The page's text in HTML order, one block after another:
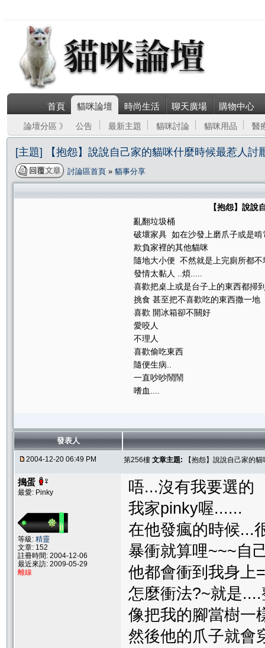
首頁 貓咪論壇 時尚生活 聊天廣場 購物中心
論壇分區 》 公告 最新主題 貓咪討論 貓咪用品 醫
[主題] 【抱怨】說說自己家的貓咪什麼時候最惹人討
討論區首頁 » 貓事分享
【抱怨】說說
亂翻垃圾桶
破壞家具 如在沙發上磨爪子或是啃
欺負家裡的其他貓咪
隨地大小便 不然就是上完廁所都不
發情太黏人 ..煩.....
喜歡把桌上或是台子上的東西都掃
挑食 甚至把不喜歡吃的東西撒一地
喜歡 開冰箱卻不關好
愛咬人
不理人
喜歡偷吃東西
隨便生病..
一直吵吵鬧鬧
嗜血....
發表人
2004-12-20 06:49 PM 第256樓 文章主題: 【抱怨】說說自己家的
搗蛋
最愛: Pinky
等級: 精靈
文章: 152
註冊時間: 2004-12-06
最近來訪: 2009-05-29
離線
唔...沒有我要選的
我家pinky喔......
在他發瘋的時候...
暴衝就算哩~~~自
他都會衝到我身上
怎麼衝法?~就是
像把我的腳當樹一
然後他的爪子就會